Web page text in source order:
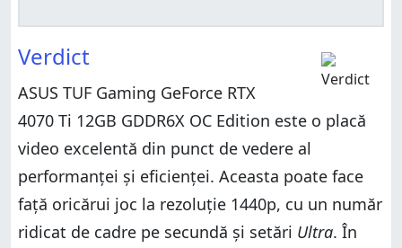
Verdict
ASUS TUF Gaming GeForce RTX
4070 Ti 12GB GDDR6X OC Edition este o placă
video excelentă din punct de vedere al
performanței și eficienței. Aceasta poate face
față oricărui joc la rezoluție 1440p, cu un număr
ridicat de cadre pe secundă și setări Ultra. În